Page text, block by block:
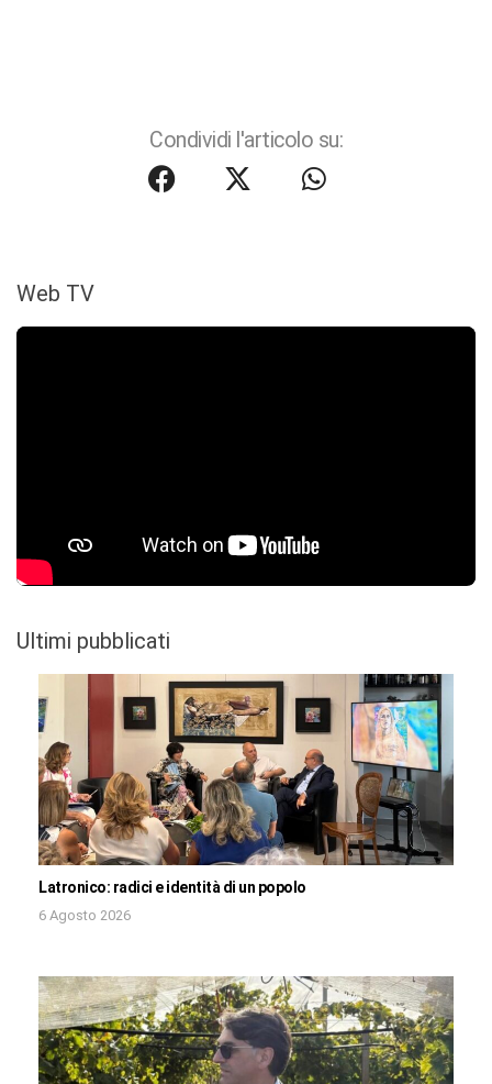
Condividi l'articolo su:
Web TV
Ultimi pubblicati
Latronico: radici e identità di un popolo
6 Agosto 2026